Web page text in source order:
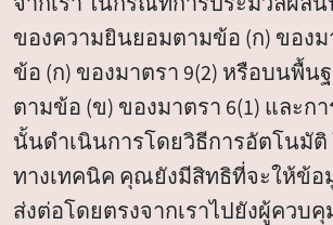
ของความยินยอมตามข้อ (ก) ของม
ข้อ (ก) ของมาตรา 9(2) หรือบนพื้
ตามข้อ (ข) ของมาตรา 6(1) และก
นั้นดำเนินการโดยวิธีการอัตโนมั
ทางเทคนิค คุณยังมีสิทธิที่จะให้ข้
ส่งต่อโดยตรงจากเราไปยังผู้ควบ